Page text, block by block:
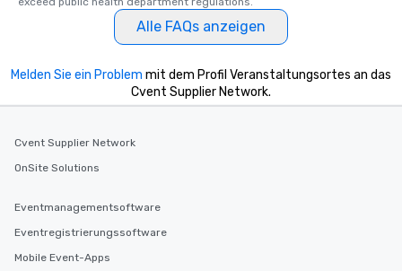
Alle FAQs anzeigen
Melden Sie ein Problem mit dem Profil Veranstaltungsortes an das
Cvent Supplier Network.
Cvent Supplier Network
OnSite Solutions
Eventmanagementsoftware
Eventregistrierungssoftware
Mobile Event-Apps